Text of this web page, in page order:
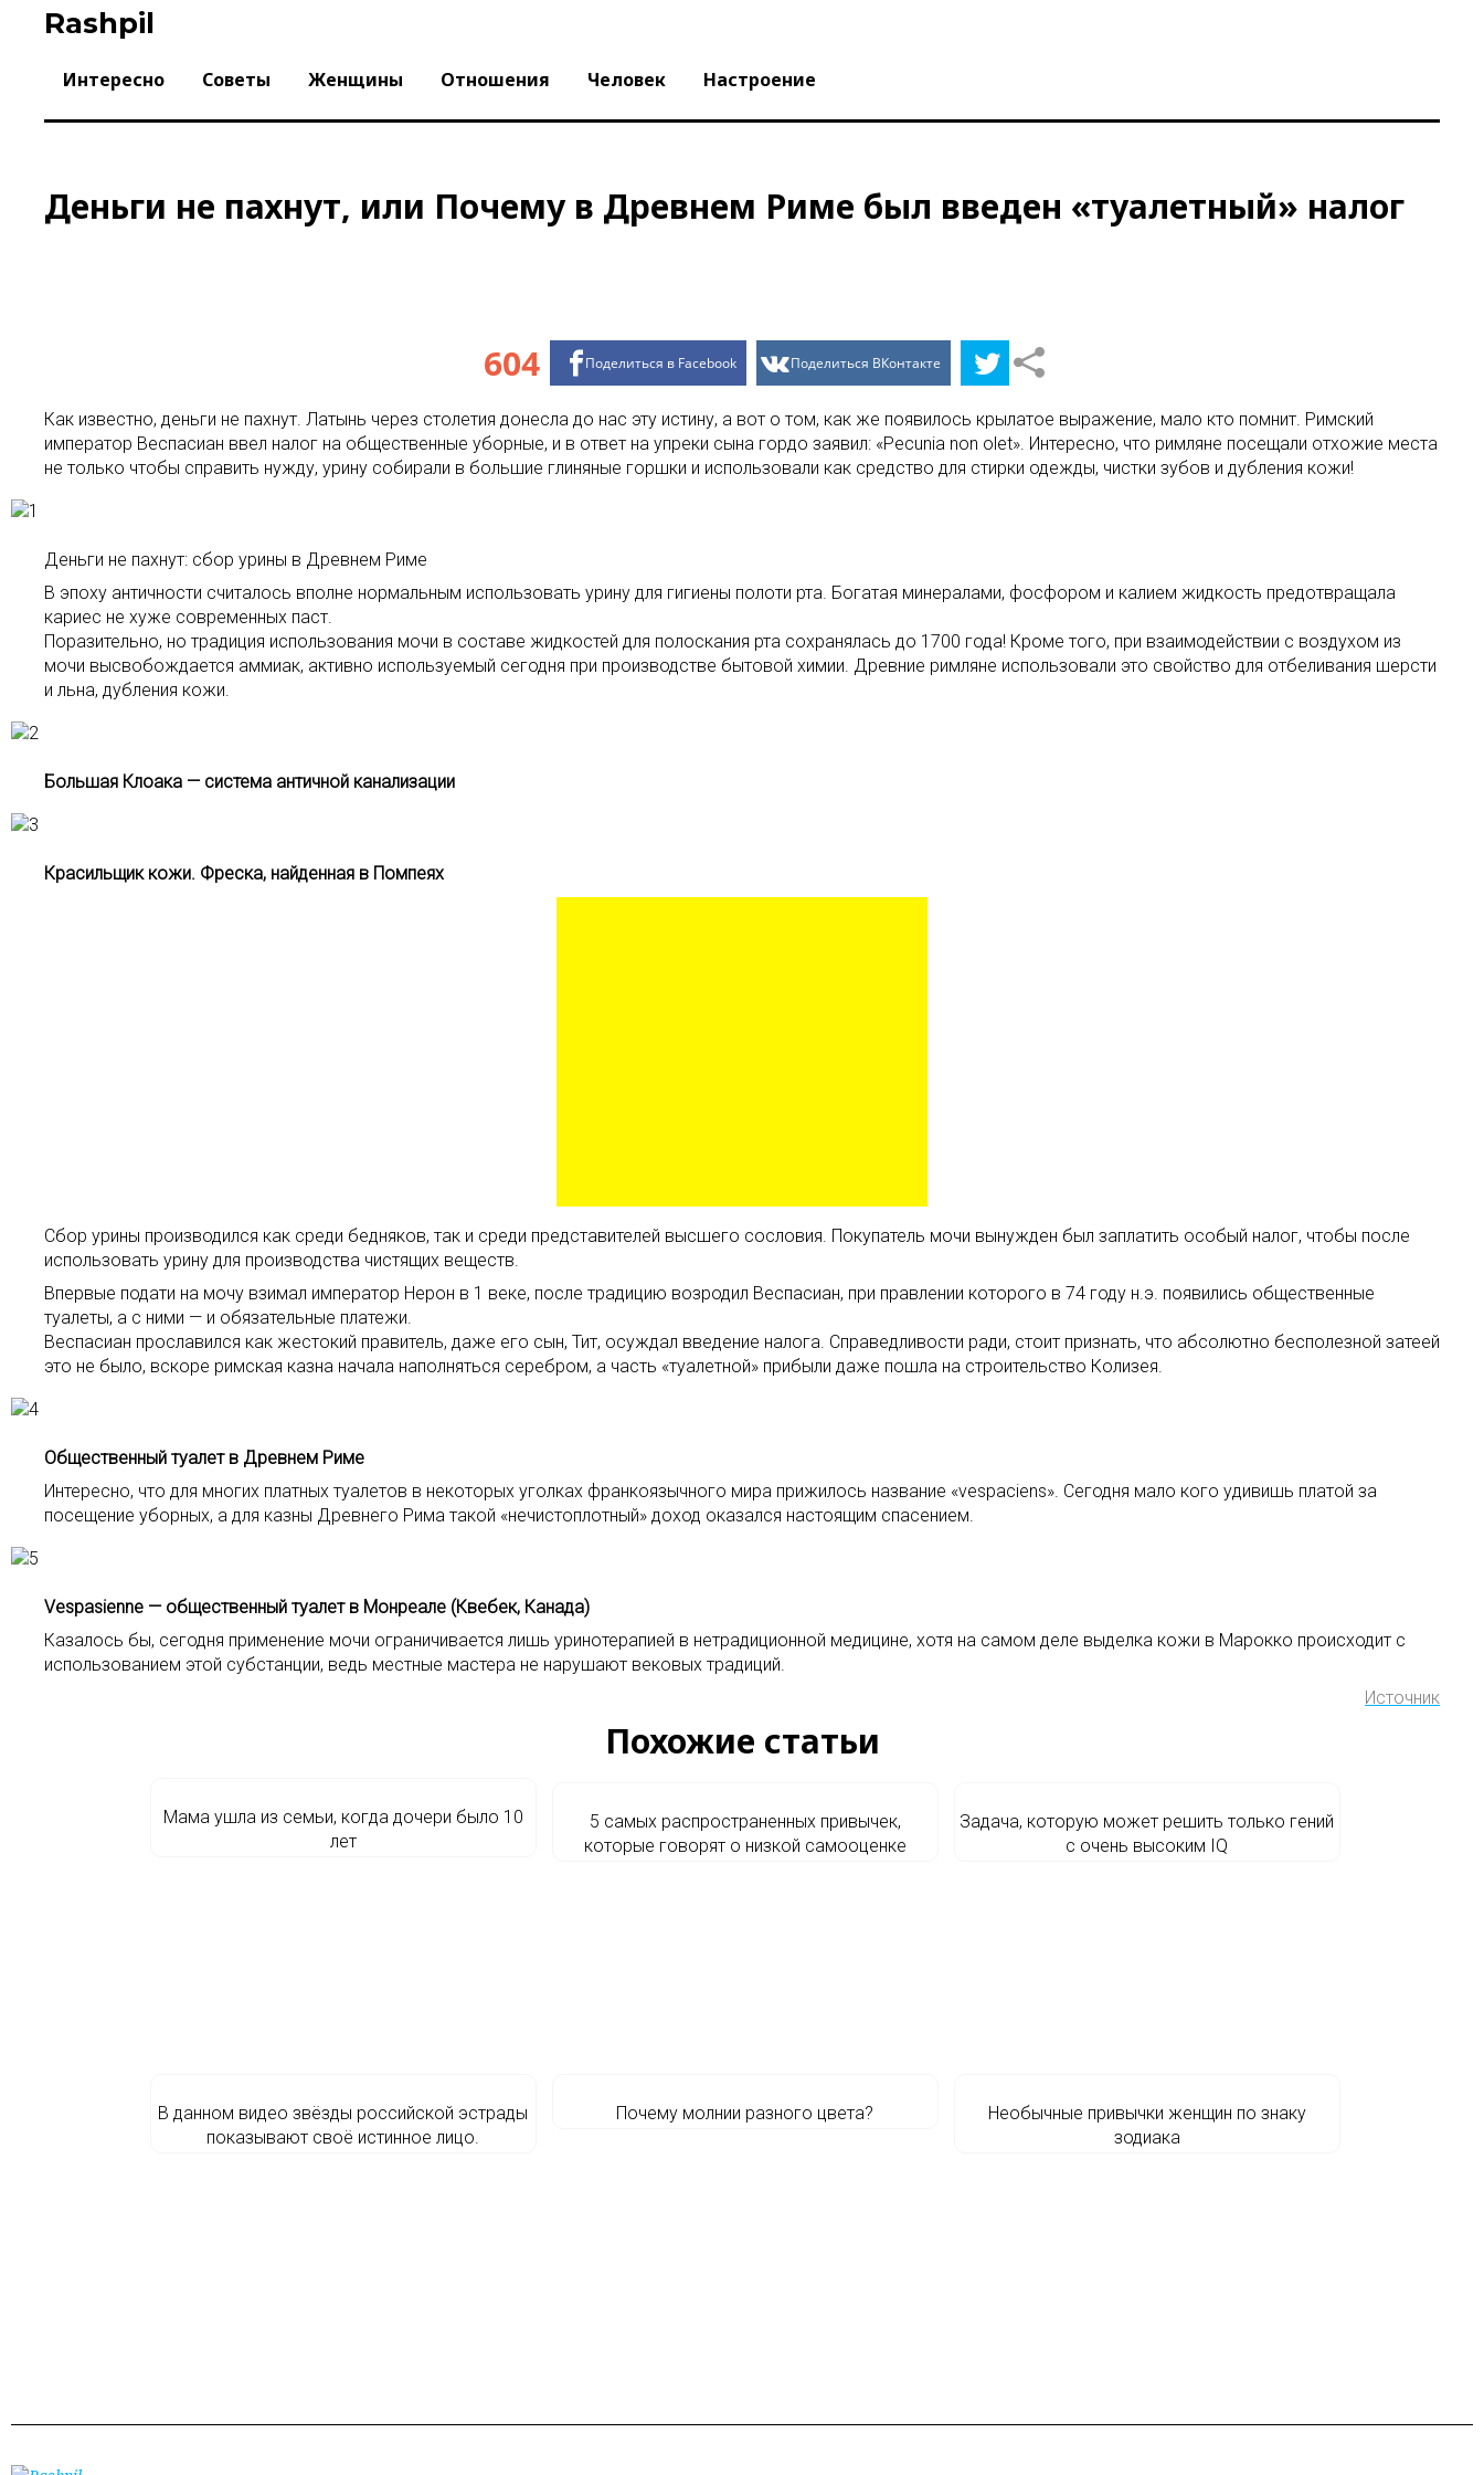
Rashpil
Интересно Советы Женщины Отношения Человек Настроение
Деньги не пахнут, или Почему в Древнем Риме был введен «туалетный» налог
604 Поделиться в Facebook Поделиться ВКонтакте
Как известно, деньги не пахнут. Латынь через столетия донесла до нас эту истину, а вот о том, как же появилось крылатое выражение, мало кто помнит. Римский
император Веспасиан ввел налог на общественные уборные, и в ответ на упреки сына гордо заявил: «Pecunia non olet». Интересно, что римляне посещали отхожие места
не только чтобы справить нужду, урину собирали в большие глиняные горшки и использовали как средство для стирки одежды, чистки зубов и дубления кожи!
Деньги не пахнут: сбор урины в Древнем Риме
В эпоху античности считалось вполне нормальным использовать урину для гигиены полоти рта. Богатая минералами, фосфором и калием жидкость предотвращала
кариес не хуже современных паст.
Поразительно, но традиция использования мочи в составе жидкостей для полоскания рта сохранялась до 1700 года! Кроме того, при взаимодействии с воздухом из
мочи высвобождается аммиак, активно используемый сегодня при производстве бытовой химии. Древние римляне использовали это свойство для отбеливания шерсти
и льна, дубления кожи.
Большая Клоака — система античной канализации
Красильщик кожи. Фреска, найденная в Помпеях
Сбор урины производился как среди бедняков, так и среди представителей высшего сословия. Покупатель мочи вынужден был заплатить особый налог, чтобы после
использовать урину для производства чистящих веществ.
Впервые подати на мочу взимал император Нерон в 1 веке, после традицию возродил Веспасиан, при правлении которого в 74 году н.э. появились общественные
туалеты, а с ними — и обязательные платежи.
Веспасиан прославился как жестокий правитель, даже его сын, Тит, осуждал введение налога. Справедливости ради, стоит признать, что абсолютно бесполезной затеей
это не было, вскоре римская казна начала наполняться серебром, а часть «туалетной» прибыли даже пошла на строительство Колизея.
Общественный туалет в Древнем Риме
Интересно, что для многих платных туалетов в некоторых уголках франкоязычного мира прижилось название «vespaciens». Сегодня мало кого удивишь платой за
посещение уборных, а для казны Древнего Рима такой «нечистоплотный» доход оказался настоящим спасением.
Vespasienne — общественный туалет в Монреале (Квебек, Канада)
Казалось бы, сегодня применение мочи ограничивается лишь уринотерапией в нетрадиционной медицине, хотя на самом деле выделка кожи в Марокко происходит с
использованием этой субстанции, ведь местные мастера не нарушают вековых традиций.
Источник
Похожие статьи
Мама ушла из семьи, когда дочери было 10
лет
5 самых распространенных привычек,
которые говорят о низкой самооценке
Задача, которую может решить только гений
с очень высоким IQ
В данном видео звёзды российской эстрады
показывают своё истинное лицо.
Почему молнии разного цвета?
Необычные привычки женщин по знаку
зодиака